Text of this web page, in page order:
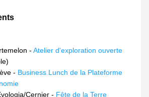
- Atelier d'exploration ouverte
- Business Lunch de la Plateforme
Cernier - Fête de la Terre